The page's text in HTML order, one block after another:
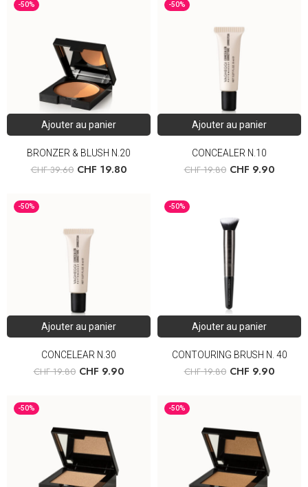
-50%
Ajouter au panier
BRONZER & BLUSH N.20
CHF39.60 CHF 19.80
-50%
Ajouter au panier
CONCEALER N.10
CHF19.80 CHF 9.90
-50%
Ajouter au panier
CONCELEAR N.30
CHF19.80 CHF 9.90
-50%
Ajouter au panier
CONTOURING BRUSH N. 40
CHF19.80 CHF 9.90
-50% -50%